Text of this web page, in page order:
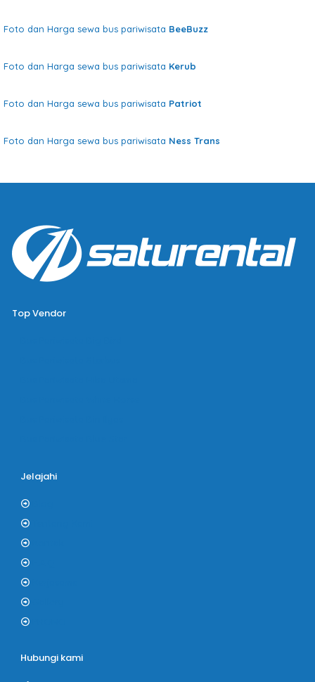
Foto dan Harga sewa bus pariwisata BeeBuzz
Foto dan Harga sewa bus pariwisata Kerub
Foto dan Harga sewa bus pariwisata Patriot
Foto dan Harga sewa bus pariwisata Ness Trans
Top Vendor
Jelajahi
Hubungi kami